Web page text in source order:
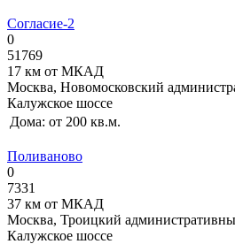
Согласие-2
0
51769
17 км от МКАД
Москва, Новомосковский
Калужское шоссе
Дома: от 200 кв.м.
Поливаново
0
7331
37 км от МКАД
Москва, Троицкий
Калужское шоссе